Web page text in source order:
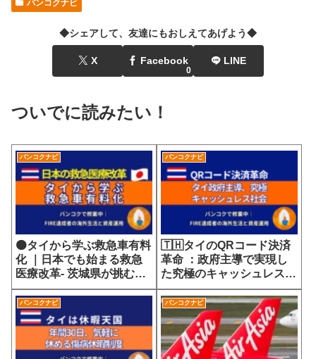
バンコクナビ
◆シェアして、友達にもおしえてあげよう◆
X Facebook
0
LINE
ついでに読みたい！
バンコクナビ
🟠タイから学ぶ救急車有料
化 ｜日本でも始まる救急
医療改革- 茨城県が挑む
7700円の選定療養費が示
す医療サービスの未来
バンコクナビ
🇹🇭タイのQRコード決済
革命 ：政府主導で実現し
た究極のキャッシュレス社
会
バンコクナビ バンコクナビ